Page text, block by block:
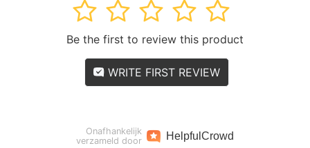
5
4
3
2
1
Be the first to review this product
WRITE FIRST REVIEW
Onafhankelijk
verzameld door
Helpful Crowd